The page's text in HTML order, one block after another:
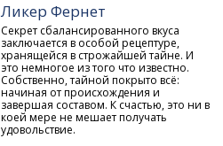
Ликер Фернет
Секрет сбалансированного вкуса
заключается в особой рецептуре,
хранящейся в строжайшей тайне. И
это немногое из того что известно.
Собственно, тайной покрыто всё:
начиная от происхождения и
завершая составом. К счастью, это ни в
коей мере не мешает получать
удовольствие.